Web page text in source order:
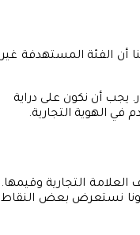
أن الفئة المستهدفة غير
يجب أن نكون على دراية
الهوية التجارية.
التجارية وقيمها.
نستعرض بعض النقاط